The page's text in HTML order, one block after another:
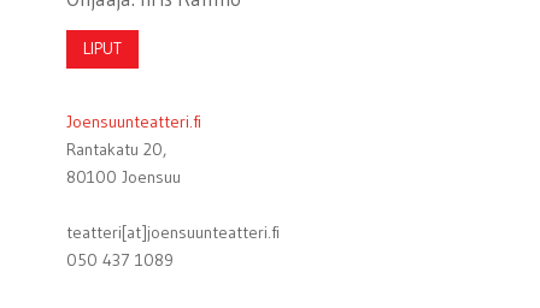
LIPUT
Joensuunteatteri.fi
Rantakatu 20,
80100 Joensuu
teatteri[at]joensuunteatteri.fi
050 437 1089